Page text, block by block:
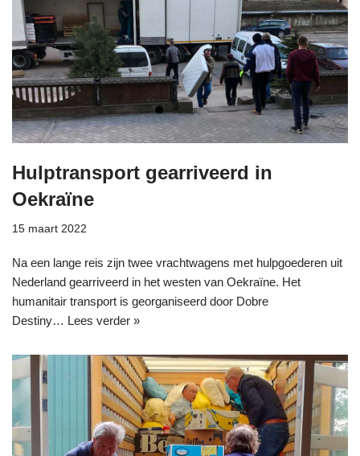
Hulptransport gearriveerd in
Oekraïne
15 maart 2022
Na een lange reis zijn twee vrachtwagens met hulpgoederen uit
Nederland gearriveerd in het westen van Oekraïne. Het
humanitair transport is georganiseerd door Dobre
Destiny… Lees verder »